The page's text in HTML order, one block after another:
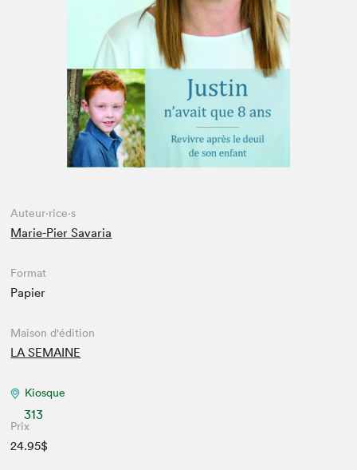
Espace enseignant·e·s
Espace pro
Auteur·rice·s
Marie-Pier Savaria
Format
Papier
Maison d'édition
LA SEMAINE
Kiosque
313
Prix
24.95$